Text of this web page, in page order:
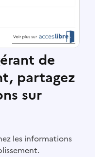
de
partagez
sur
les informations